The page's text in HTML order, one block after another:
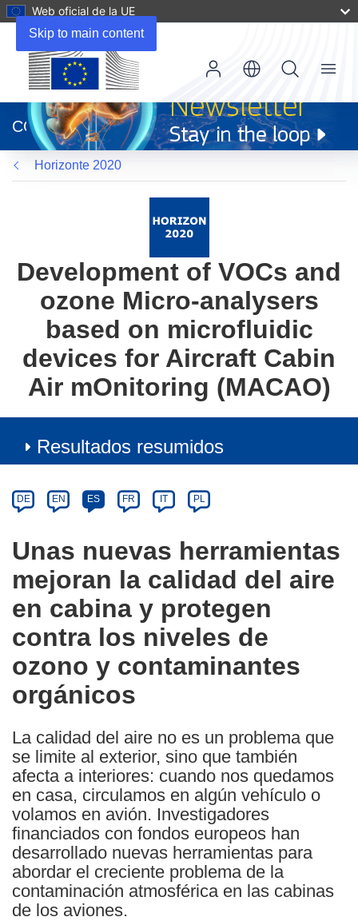
Skip to main content
Web oficial de la UE
abrirá
en
una
nueva
ventana)
CORDIS
Menu
Horizonte 2020
Development of VOCs and
ozone Micro-analysers
based on microfluidic
devices for Aircraft Cabin
Air mOnitoring (MACAO)
Resultados resumidos
Category
Article
available
the
following
languages:
DE EN ES FR IT PL
Unas nuevas herramientas
mejoran la calidad del aire
en cabina y protegen
contra los niveles de
ozono y contaminantes
orgánicos
La calidad del aire no es un problema que
se limite al exterior, sino que también
afecta a interiores: cuando nos quedamos
en casa, circulamos en algún vehículo o
volamos en avión. Investigadores
financiados con fondos europeos han
desarrollado nuevas herramientas para
abordar el creciente problema de la
contaminación atmosférica en las cabinas
de los aviones.